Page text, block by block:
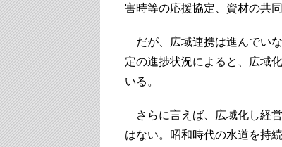
害時等の応援協定、資材の共
だが、広域連携は進んでい
定の進捗状況によると、広域
いる。
さらに言えば、広域化し経
はない。昭和時代の水道を持